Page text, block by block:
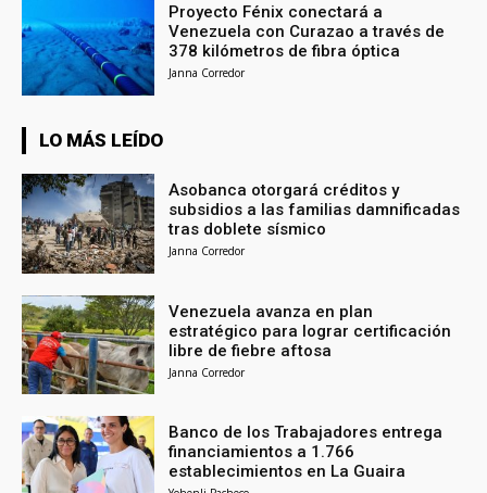
Proyecto Fénix conectará a
Venezuela con Curazao a través de
378 kilómetros de fibra óptica
Janna Corredor
LO MÁS LEÍDO
Asobanca otorgará créditos y
subsidios a las familias damnificadas
tras doblete sísmico
Janna Corredor
Venezuela avanza en plan
estratégico para lograr certificación
libre de fiebre aftosa
Janna Corredor
Banco de los Trabajadores entrega
financiamientos a 1.766
establecimientos en La Guaira